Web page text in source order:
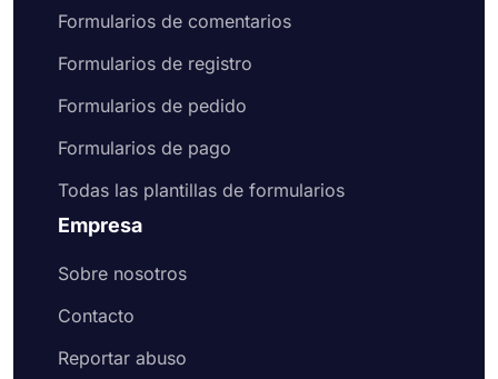
Formularios de comentarios
Formularios de registro
Formularios de pedido
Formularios de pago
Todas las plantillas de formularios
Empresa
Sobre nosotros
Contacto
Reportar abuso